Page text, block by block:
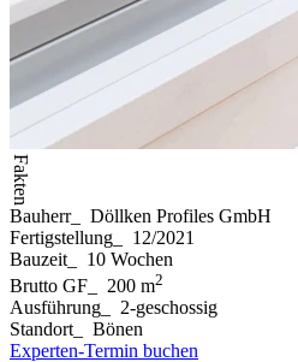
Fakten
Bauherr_
Döllken Profiles GmbH
Fertigstellung
12/2021
Bauzeit
10 Wochen
Brutto GF
200 m2
Ausführung
2-geschossig
Standort
Bönen
Experten-Termin buchen